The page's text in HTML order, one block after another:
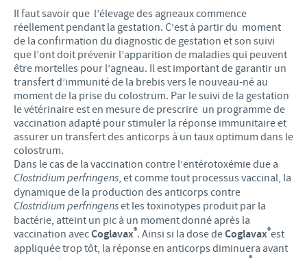
Il faut savoir que l’élevage des agneaux commence
réellement pendant la gestation. C’est à partir du moment
de la confirmation du diagnostic de gestation et son suivi
que l’ont doit prévenir l’apparition de maladies qui peuvent
être mortelles pour l’agneau. Il est important de garantir un
transfert d’immunité de la brebis vers le nouveau-né au
moment de la prise du colostrum. Par le suivi de la gestation
le vétérinaire est en mesure de prescrire un programme de
vaccination adapté pour stimuler la réponse immunitaire et
assurer un transfert des anticorps à un taux optimum dans le
colostrum.
Dans le cas de la vaccination contre l’entérotoxémie due a
Clostridium perfringens, et comme tout processus vaccinal, la
dynamique de la production des anticorps contre
Clostridium perfringenset les toxinotypes produit par la
bactérie, atteint un pic à un moment donné après la
vaccination avecCoglavax®. Ainsi si la dose deCoglavax®est
appliquée trop tôt, la réponse en anticorps diminuera avant